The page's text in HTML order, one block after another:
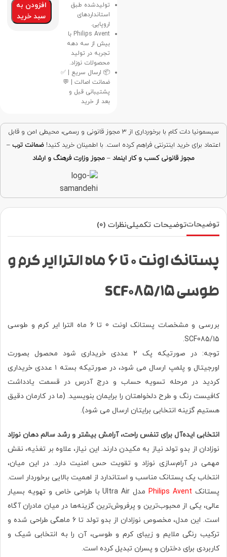
تولیدشده طبق
استانداردهای
اروپایی.
Philips Avent با
بیش از سه دهه
تجربه در تولید
محصولات نوزاد.
📦 ارسال سریع | ✅
ضمانت اصالت | 💬
پشتیبانی قبل و
بعد از خرید
افزودن به
سبد خرید
سیسمونیا دات کام با برخورداری از ۳ مجوز قانونی و رسمی، محیطی امن و قابل
اعتماد برای خرید اینترنتی فراهم کرده است. با اطمینان خرید کنید! ضمانت ترب –
مجوز قانونی کسب و کار اینماد – مجوز وزارت فرهنگ و ارشاد
توضیحاتتوضیحات تکمیلینظرات (0)
پستانک اونت 0 تا 6 ماه الترا ایر کرم و
طوسی SCF085/15
بررسی و مشخصات پستانک اونت 0 تا 6 ماه الترا ایر کرم و طوسی
SCF085/15.
توجه: در صورتیکه پک ۲ عددی خریداری شود محصول بصورت
اورجیتال و پلمپ ارسال می شود، در صورتیکه بسته ۱ عددی خریداری
کردید در مرحله تسویه حساب و درج آدرس در قسمت یادداشت
کافیست رنگ و طرح دلخواهتان را برایمان بنویسید. (ما در کارمان دقیق
هستیم گزینه انتخابی برایتان ارسال می شود).
انتخابی ایده‌آل برای تنفس راحت، آرامش بیشتر و رشد سالم دهان نوزاد
نوزادان از بدو تولد نیاز به مکیدن دارند. این نیاز، علاوه بر تغذیه، نقش
مهمی در آرام‌سازی نوزاد و تقویت حس امنیت دارد. در این میان،
انتخاب یک پستانک مناسب و استاندارد از اهمیت بالایی برخوردار است.
پستانک Philips Avent
مدل Ultra Air با طراحی خاص و تهویه بسیار
عالی، یکی از محبوب‌ترین و پرفروش‌ترین گزینه‌ها در میان مادران آگاه
است. این مدل، مخصوص نوزادان از بدو تولد تا 6 ماهگی طراحی شده و
ترکیب رنگی ملایم و زیبای کرم و طوسی، آن را به انتخابی شیک و
کاربردی برای دختران و پسران تبدیل کرده است.